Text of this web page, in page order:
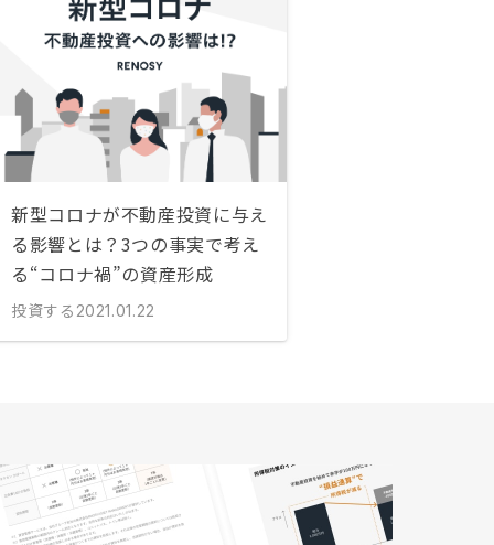
新型コロナが不動産投資に与え
る影響とは？3つの事実で考え
る“コロナ禍”の資産形成
投資する 2021.01.22